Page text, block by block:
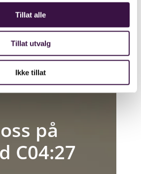
Tillat alle
Tillat utvalg
Ikke tillat
og sirkulær
til våre 10
på
C04:27